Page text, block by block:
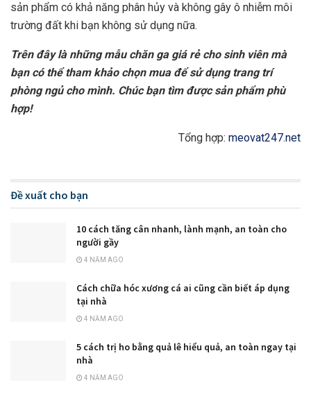
sản phẩm có khả năng phân hủy và không gây ô nhiễm môi
trường đất khi bạn không sử dụng nữa.
Trên đây là những mẫu chăn ga giá rẻ cho sinh viên mà
bạn có thể tham khảo chọn mua để sử dụng trang trí
phòng ngủ cho mình. Chúc bạn tìm được sản phẩm phù
hợp!
Tổng hợp: meovat247.net
Đề xuất cho bạn
10 cách tăng cân nhanh, lành mạnh, an toàn cho
người gầy
4 NĂM AGO
Cách chữa hóc xương cá ai cũng cần biết áp dụng
tại nhà
4 NĂM AGO
5 cách trị ho bằng quả lê hiểu quả, an toàn ngay tại
nhà
4 NĂM AGO